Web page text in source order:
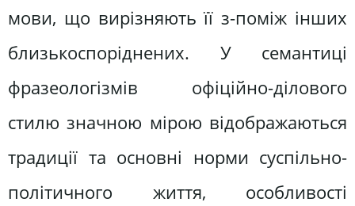
мови, що вирізняють її з-поміж інших
близькоспоріднених. У семантиці
фразеологізмів офіційно-ділового
стилю значною мірою відображаються
традиції та основні норми суспільно-
політичного життя, особливості